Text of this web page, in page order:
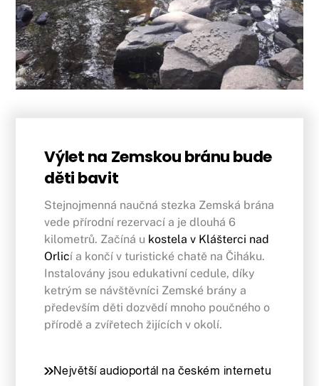
Výlet na Zemskou bránu bude
děti bavit
Stejnojmenná naučná stezka Zemská brána
vede přírodní rezervací a je dlouhá 6
kilometrů. Začíná u kostela v Klášterci nad
Orlicí a končí v turistické chatě na Čiháku.
Instalovány jsou edukativní cedule, díky
ketrým se návštěvníci Zemské brány a
především děti dozvědí mnoho poučného o
přírodě a zvířetech žijících v okolí.